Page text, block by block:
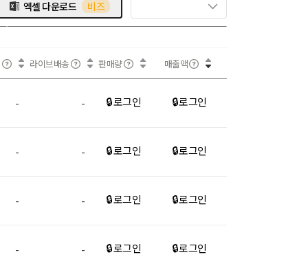
엑셀 다운로드 비즈
라이브배송 판매량 매출액
- - 🔒 로그인 🔒 로그인
- - 🔒 로그인 🔒 로그인
- - 🔒 로그인 🔒 로그인
- - 🔒 로그인 🔒 로그인